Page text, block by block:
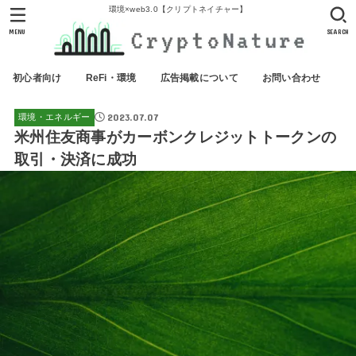
環境×web3.0【クリプトネイチャー】
初心者向け ReFi・環境 広告掲載について お問い合わせ
SEARCH
MENU
環境・エネルギー 2023.07.07
米州住友商事がカーボンクレジットトークンの
取引・決済に成功